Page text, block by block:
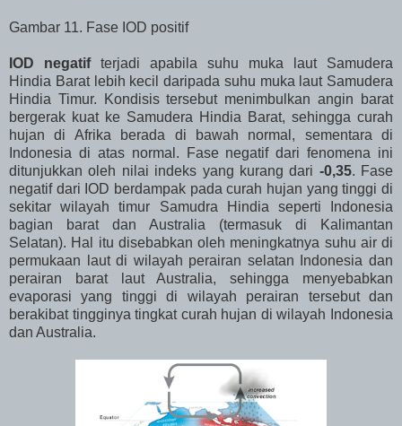
Gambar 11. Fase IOD positif
IOD negatif terjadi apabila suhu muka laut Samudera
Hindia Barat lebih kecil daripada suhu muka laut Samudera
Hindia Timur. Kondisis tersebut menimbulkan angin barat
bergerak kuat ke Samudera Hindia Barat, sehingga curah
hujan di Afrika berada di bawah normal, sementara di
Indonesia di atas normal. Fase negatif dari fenomena ini
ditunjukkan oleh nilai indeks yang kurang dari -0,35. Fase
negatif dari IOD berdampak pada curah hujan yang tinggi di
sekitar wilayah timur Samudra Hindia seperti Indonesia
bagian barat dan Australia (termasuk di Kalimantan
Selatan). Hal itu disebabkan oleh meningkatnya suhu air di
permukaan laut di wilayah perairan selatan Indonesia dan
perairan barat laut Australia, sehingga menyebabkan
evaporasi yang tinggi di wilayah perairan tersebut dan
berakibat tingginya tingkat curah hujan di wilayah Indonesia
dan Australia.